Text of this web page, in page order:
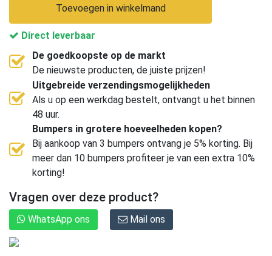
Toevoegen in winkelmand
Direct leverbaar
De goedkoopste op de markt
De nieuwste producten, de juiste prijzen!
Uitgebreide verzendingsmogelijkheden
Als u op een werkdag bestelt, ontvangt u het binnen
48 uur.
Bumpers in grotere hoeveelheden kopen?
Bij aankoop van 3 bumpers ontvang je 5% korting. Bij
meer dan 10 bumpers profiteer je van een extra 10%
korting!
Vragen over deze product?
WhatsApp ons Mail ons